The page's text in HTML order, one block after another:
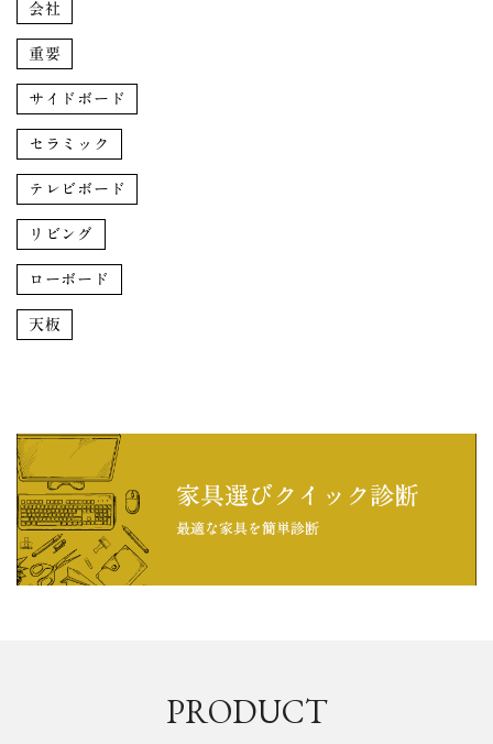
会社
重要
サイドボード
セラミック
テレビボード
リビング
ローボード
天板
PRODUCT